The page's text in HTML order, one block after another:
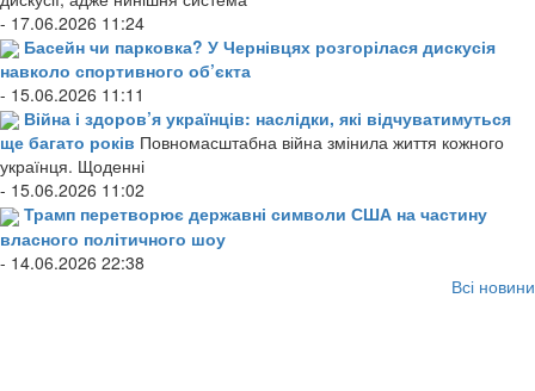
- 17.06.2026 11:24
Басейн чи парковка? У Чернівцях розгорілася дискусія
навколо спортивного об’єкта
- 15.06.2026 11:11
Війна і здоров’я українців: наслідки, які відчуватимуться
ще багато років Повномасштабна війна змінила життя кожного
українця. Щоденні
- 15.06.2026 11:02
Трамп перетворює державні символи США на частину
власного політичного шоу
- 14.06.2026 22:38
Всі новини